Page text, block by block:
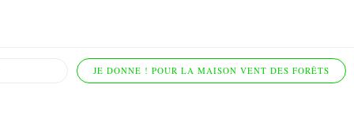
JE DONNE ! POUR LA MAISON VENT DES FORÊTS